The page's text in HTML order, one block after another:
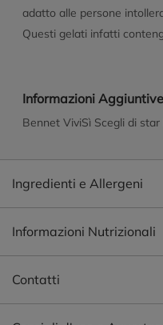
adatto alle persone
Questi gelati infatti
conseguenza della
Informazioni Aggiuntive
Bennet ViviSì Scegli di star
Ingredienti e Allergeni
Informazioni Nutrizionali
Contatti